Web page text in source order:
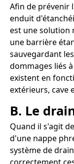
Afin de prévenir
enduit
est une solution
une barrière
sauvegardant
dommages liés
existent en
extérieurs, cave
B. Le
Quand il s'agit
d'une nappe
système de